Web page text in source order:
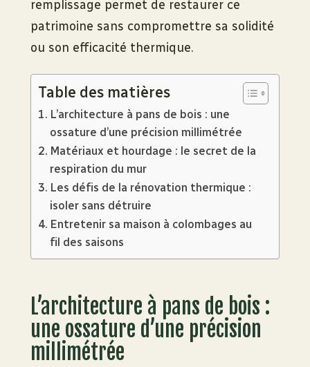
remplissage permet de restaurer ce
patrimoine sans compromettre sa solidité
ou son efficacité thermique.
Table des matières
L’architecture à pans de bois : une
ossature d’une précision millimétrée
Matériaux et hourdage : le secret de la
respiration du mur
Les défis de la rénovation thermique :
isoler sans détruire
Entretenir sa maison à colombages au
fil des saisons
L’architecture à pans de bois :
une ossature d’une précision
millimétrée